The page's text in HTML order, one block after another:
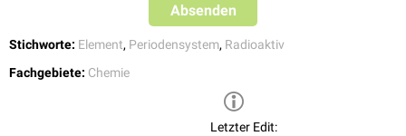
Absenden
Stichworte: Element, Periodensystem, Radioaktiv
Fachgebiete: Chemie
Letzter Edit: